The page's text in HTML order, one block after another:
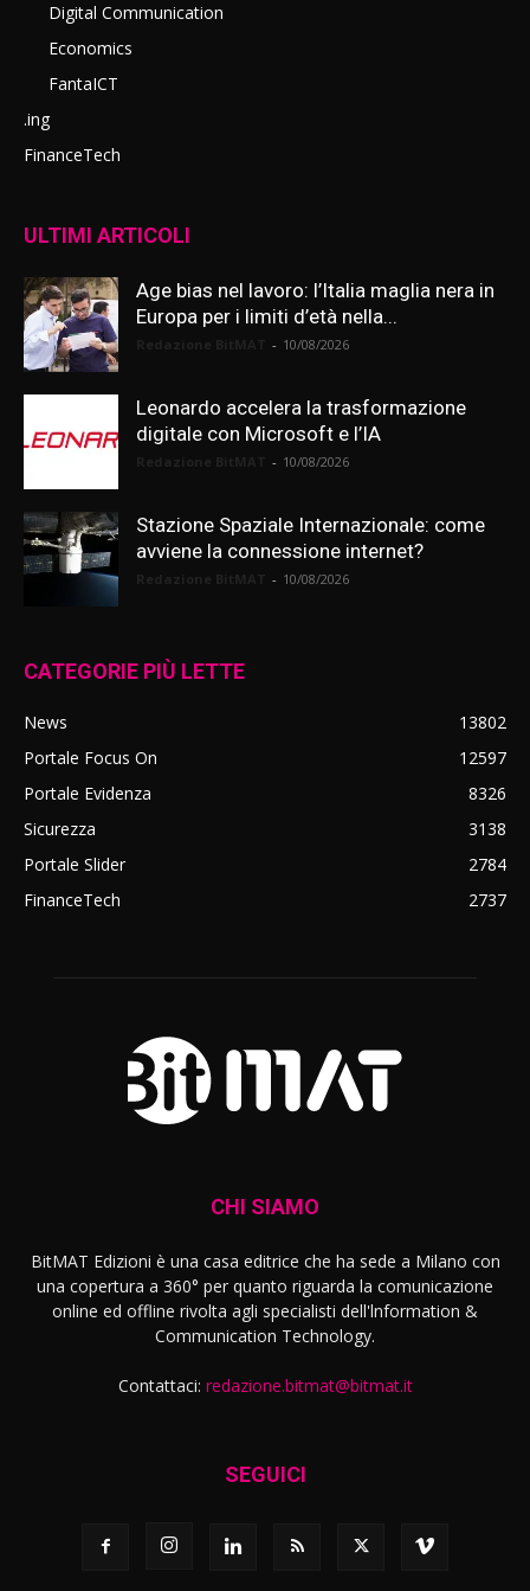
Digital Communication
Economics
FantaICT
.ing
FinanceTech
ULTIMI ARTICOLI
Age bias nel lavoro: l’Italia maglia nera in
Europa per i limiti d’età nella...
- 10/08/2026
Leonardo accelera la trasformazione
digitale con Microsoft e l’IA
- 10/08/2026
Stazione Spaziale Internazionale: come
avviene la connessione internet?
- 10/08/2026
CATEGORIE PIÙ LETTE
News
13802
Portale Focus On
12597
Portale Evidenza
8326
Sicurezza
3138
Portale Slider
2784
FinanceTech
2737
CHI SIAMO
BitMAT Edizioni è una casa editrice che ha sede a Milano con
una copertura a 360° per quanto riguarda la comunicazione
online ed offline rivolta agli specialisti dell'lnformation &
Communication Technology.
Contattaci: redazione.bitmat@bitmat.it
SEGUICI